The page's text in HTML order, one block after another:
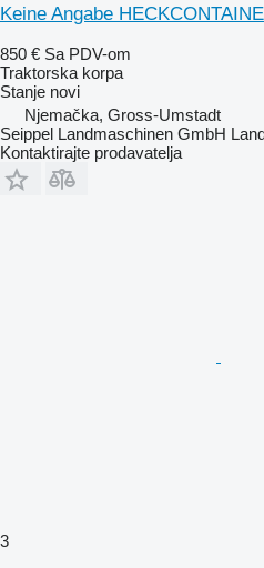
Keine Angabe
850 € Sa PDV-om
Traktorska korpa
Stanje novi
Njemačka, Gross-Umstadt
Seippel Landmaschinen GmbH
Kontaktirajte prodavatelja
3